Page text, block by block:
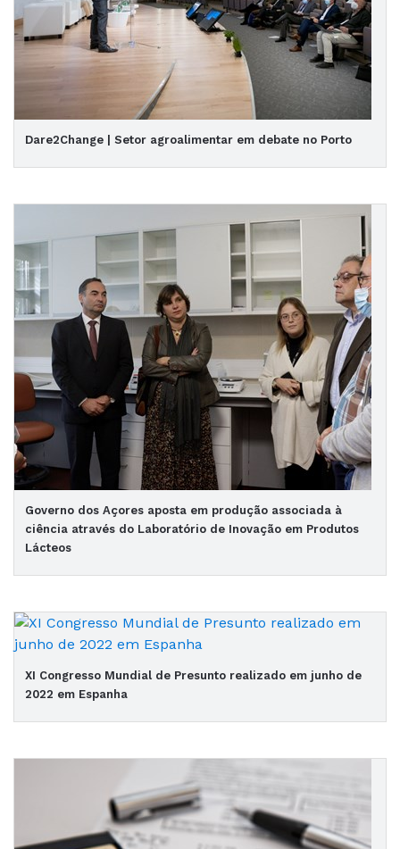
Dare2Change | Setor agroalimentar em debate no Porto
Governo dos Açores aposta em produção associada à
ciência através do Laboratório de Inovação em Produtos
Lácteos
XI Congresso Mundial de Presunto realizado em junho de
2022 em Espanha